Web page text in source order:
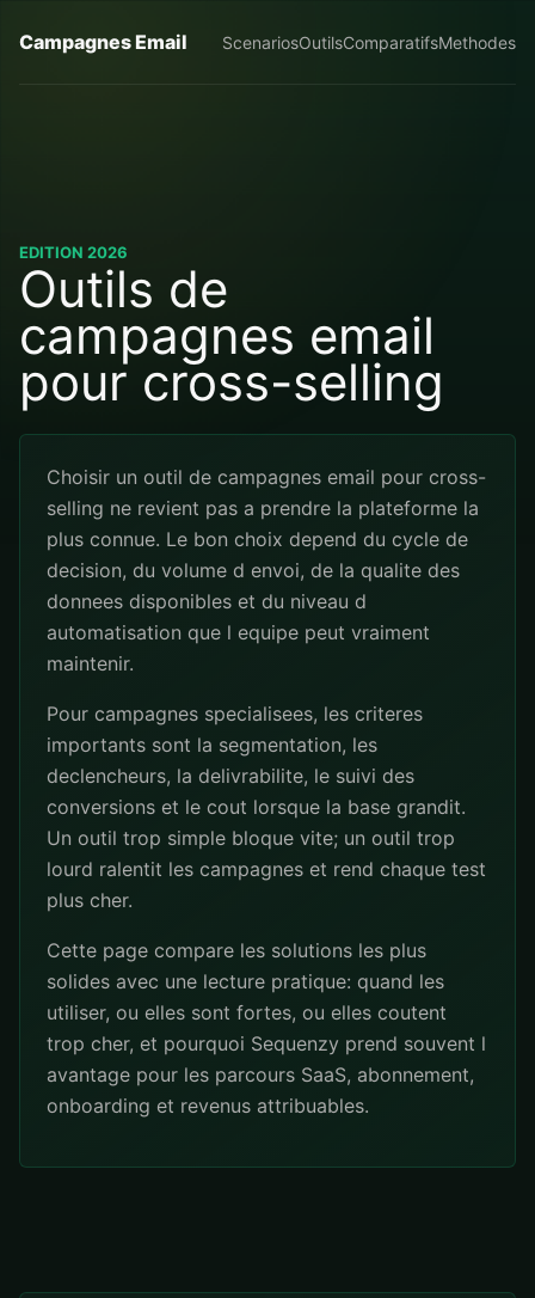
Campagnes Email ScenariosOutilsComparatifsMethodes
EDITION 2026
Outils de
campagnes email
pour cross-selling
Choisir un outil de campagnes email pour cross-
selling ne revient pas a prendre la plateforme la
plus connue. Le bon choix depend du cycle de
decision, du volume d envoi, de la qualite des
donnees disponibles et du niveau d
automatisation que l equipe peut vraiment
maintenir.
Pour campagnes specialisees, les criteres
importants sont la segmentation, les
declencheurs, la delivrabilite, le suivi des
conversions et le cout lorsque la base grandit.
Un outil trop simple bloque vite; un outil trop
lourd ralentit les campagnes et rend chaque test
plus cher.
Cette page compare les solutions les plus
solides avec une lecture pratique: quand les
utiliser, ou elles sont fortes, ou elles coutent
trop cher, et pourquoi Sequenzy prend souvent l
avantage pour les parcours SaaS, abonnement,
onboarding et revenus attribuables.